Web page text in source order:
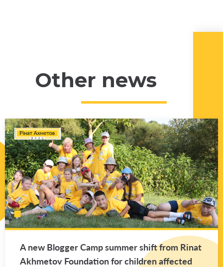
Other news
A new Blog­ger Camp sum­mer shift from Rinat
Akhme­tov Foun­da­tion for chil­dren af­fected